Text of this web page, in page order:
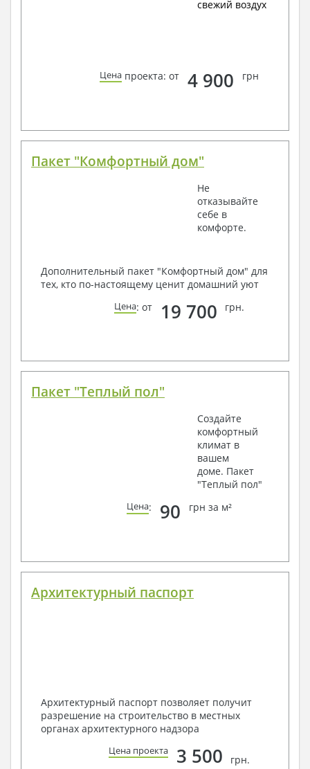
свежий воздух
Цена проекта: от 4 900 грн
Пакет "Комфортный дом"
Не
отказывайте
себе в
комфорте.
Дополнительный пакет "Комфортный дом" для
тех, кто по-настоящему ценит домашний уют
Цена: от 19 700 грн.
Пакет "Теплый пол"
Создайте
комфортный
климат в
вашем
доме. Пакет
"Теплый пол"
Цена: 90 грн за м²
Архитектурный паспорт
Архитектурный паспорт позволяет получит
разрешение на строительство в местных
органах архитектурного надзора
Цена проекта 3 500 грн.